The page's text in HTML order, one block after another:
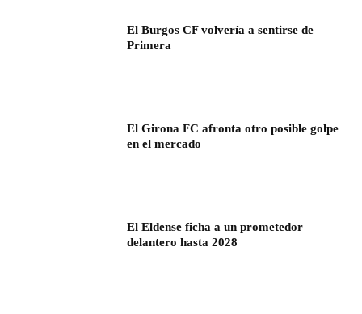
El Burgos CF volvería a sentirse de
Primera
El Girona FC afronta otro posible golpe
en el mercado
El Eldense ficha a un prometedor
delantero hasta 2028